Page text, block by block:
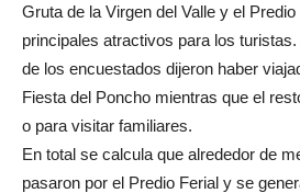
Gruta de la Virgen del Valle y el
principales atractivos para los
de los encuestados dijeron haber
Fiesta del Poncho mientras que el
o para visitar familiares.
En total se calcula que alrededor de
pasaron por el Predio Ferial y se